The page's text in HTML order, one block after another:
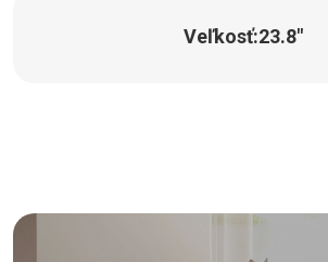
Veľkosť:23.8"